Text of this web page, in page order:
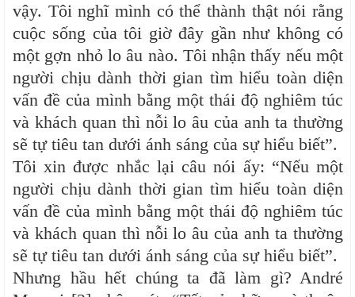
vậy. Tôi nghĩ mình có thể thành thật nói rằng
cuộc sống của tôi giờ đây gần như không có
một gợn nhỏ lo âu nào. Tôi nhận thấy nếu một
người chịu dành thời gian tìm hiểu toàn diện
vấn đề của mình bằng một thái độ nghiêm túc
và khách quan thì nỗi lo âu của anh ta thường
sẽ tự tiêu tan dưới ánh sáng của sự hiểu biết”.
Tôi xin được nhắc lại câu nói ấy: “Nếu một
người chịu dành thời gian tìm hiểu toàn diện
vấn đề của mình bằng một thái độ nghiêm túc
và khách quan thì nỗi lo âu của anh ta thường
sẽ tự tiêu tan dưới ánh sáng của sự hiểu biết”.
Nhưng hầu hết chúng ta đã làm gì? André